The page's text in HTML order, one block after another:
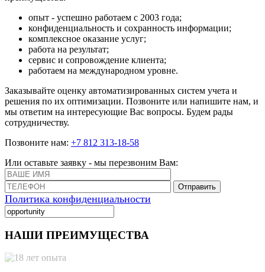
опыт - успешно работаем с 2003 года;
конфиденциальность и сохранность информации;
комплексное оказание услуг;
работа на результат;
сервис и сопровождение клиента;
работаем на международном уровне.
Заказывайте оценку автоматизированных систем учета и
решения по их оптимизации. Позвоните или напишите нам, и
мы ответим на интересующие Вас вопросы. Будем рады
сотрудничеству.
Позвоните нам: +7 812 313-18-58
Или оставьте заявку - мы перезвоним Вам:
Отправить
Политика конфиденциальности
НАШИ ПРЕИМУЩЕСТВА